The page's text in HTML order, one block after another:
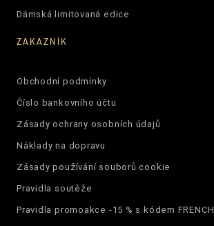
Dámská limitovaná edice
ZÁKAZNÍK
Obchodní podmínky
Číslo bankovního účtu
Zásady ochrany osobních údajů
Náklady na dopravu
Zásady používání souborů cookie
Pravidla soutěže
Pravidla promoakce -15 % s kódem FRENCH